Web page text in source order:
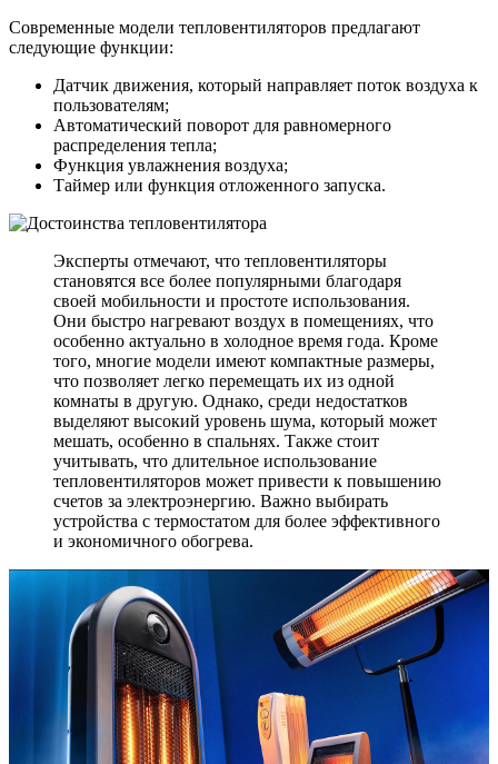
Современные модели тепловентиляторов предлагают
следующие функции:
Датчик движения, который направляет поток воздуха к
пользователям;
Автоматический поворот для равномерного
распределения тепла;
Функция увлажнения воздуха;
Таймер или функция отложенного запуска.
Эксперты отмечают, что тепловентиляторы
становятся все более популярными благодаря
своей мобильности и простоте использования.
Они быстро нагревают воздух в помещениях, что
особенно актуально в холодное время года. Кроме
того, многие модели имеют компактные размеры,
что позволяет легко перемещать их из одной
комнаты в другую. Однако, среди недостатков
выделяют высокий уровень шума, который может
мешать, особенно в спальнях. Также стоит
учитывать, что длительное использование
тепловентиляторов может привести к повышению
счетов за электроэнергию. Важно выбирать
устройства с термостатом для более эффективного
и экономичного обогрева.